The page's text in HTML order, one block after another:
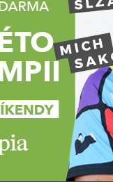
Brněnsko
Velký úspěch si
Brněnska, které v
získaly titul mistryň
kovem stojí měsíce
hodin tréninků.